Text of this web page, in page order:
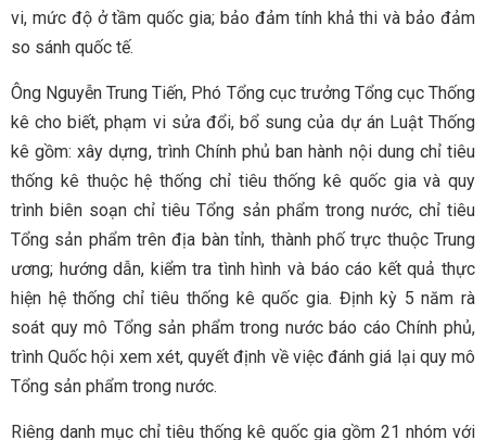
vi, mức độ ở tầm quốc gia; bảo đảm tính khả thi và bảo đảm
so sánh quốc tế.
Ông Nguyễn Trung Tiến, Phó Tổng cục trưởng Tổng cục Thống
kê cho biết, phạm vi sửa đổi, bổ sung của dự án Luật Thống
kê gồm: xây dựng, trình Chính phủ ban hành nội dung chỉ tiêu
thống kê thuộc hệ thống chỉ tiêu thống kê quốc gia và quy
trình biên soạn chỉ tiêu Tổng sản phẩm trong nước, chỉ tiêu
Tổng sản phẩm trên địa bàn tỉnh, thành phố trực thuộc Trung
ương; hướng dẫn, kiểm tra tình hình và báo cáo kết quả thực
hiện hệ thống chỉ tiêu thống kê quốc gia. Định kỳ 5 năm rà
soát quy mô Tổng sản phẩm trong nước báo cáo Chính phủ,
trình Quốc hội xem xét, quyết định về việc đánh giá lại quy mô
Tổng sản phẩm trong nước.
Riêng danh mục chỉ tiêu thống kê quốc gia gồm 21 nhóm với